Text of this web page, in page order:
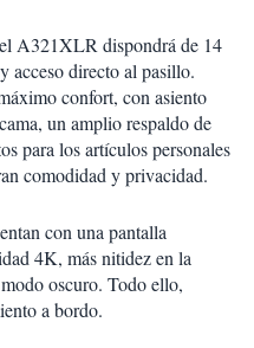
A321XLR dispondrá de 14
acceso directo al pasillo.
confort, con asiento
un amplio respaldo de
para los artículos personales
comodidad y privacidad.
con una pantalla
4K, más nitidez en la
oscuro. Todo ello,
a bordo.